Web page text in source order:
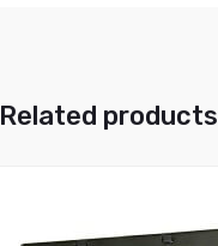
Related products